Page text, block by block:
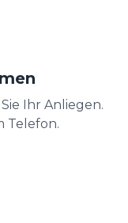
Ihr Anliegen.
Telefon.